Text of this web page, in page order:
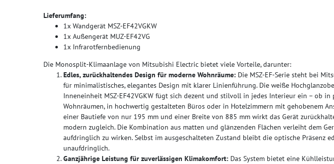
Lieferumfang:
1x Wandgerät MSZ-EF42VGKW
1x Außengerät MUZ-EF42VG
1x Infrarotfernbedienung
Die Monosplit-Klimaanlage von Mitsubishi Electric bietet viele Vorteile, darunter:
Edles, zurückhaltendes Design für moderne Wohnräume: Die MSZ-EF-Serie steht bei
für minimalistisches, elegantes Design mit klarer Linienführung. Die weiße
Inneneinheit MSZ-EF42VGKW fügt sich dezent und stilvoll in jedes Interieur ein – ob in
Wohnräumen, in hochwertig gestalteten Büros oder in Hotelzimmern mit gehobenem
einer Bautiefe von nur 195 mm und einer Breite von 885 mm wirkt das Gerät
modern zugleich. Die Kombination aus matten und glänzenden Flächen verleiht dem
aufdringlich zu wirken. Selbst im ausgeschalteten Zustand bleibt die optische Präsenz
unaufdringlich.
Ganzjährige Leistung für zuverlässigen Klimakomfort: Das System bietet eine